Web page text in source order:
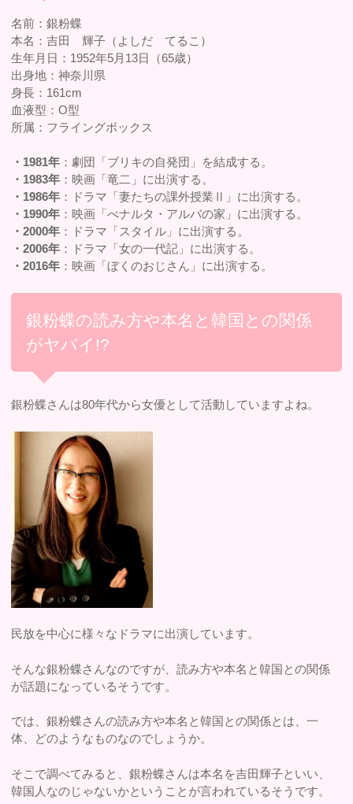
名前：銀粉蝶
本名：吉田 輝子（よしだ てるこ）
生年月日：1952年5月13日（65歳）
出身地：神奈川県
身長：161cm
血液型：O型
所属：フライングボックス
・1981年 ：劇団「ブリキの自発団」を結成する。
・1983年 ：映画「竜二」に出演する。
・1986年 ：ドラマ「妻たちの課外授業Ⅱ」に出演する。
・1990年 ：映画「べナルタ・アルバの家」に出演する。
・2000年 ：ドラマ「スタイル」に出演する。
・2006年 ：ドラマ「女の一代記」に出演する。
・2016年 ：映画「ぼくのおじさん」に出演する。
銀粉蝶の読み方や本名と韓国との関係
がヤバイ!?
銀粉蝶さんは80年代から女優として活動していますよね。
民放を中心に様々なドラマに出演しています。
そんな銀粉蝶さんなのですが、読み方や本名と韓国との関係
が話題になっているそうです。
では、銀粉蝶さんの読み方や本名と韓国との関係とは、一
体、どのようなものなのでしょうか。
そこで調べてみると、銀粉蝶さんは本名を吉田輝子といい、
韓国人なのじゃないかということが言われているそうです。